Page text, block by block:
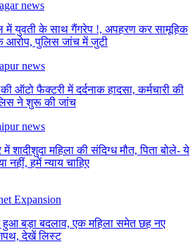
में युवती के साथ गैंगरेप !, अपहरण कर सामूहिक
आरोप, पुलिस जांच में जुटी
ऑटो फैक्टरी में दर्दनाक हादसा, कर्मचारी की
ने शुरू की जांच
में शादीशुदा महिला की संदिग्ध मौत, पिता बोले- ये
नहीं, हमें न्याय चाहिए
हुआ बड़ा बदलाव, एक महिला समेत छह नए
देखें लिस्ट